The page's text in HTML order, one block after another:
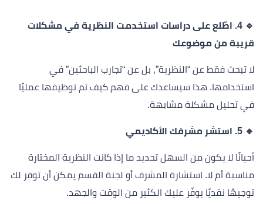
🔹 4. اطّلع على دراسات استخدمت النظرية في مشكلات
قريبة من موضوعك
لا تبحث فقط عن “النظرية”، بل عن “تجارب الباحثين” في
استخدامها. هذا سيساعدك على فهم كيف تم توظيفها عمليًا
في تحليل مشكلة مشابهة.
🔹 5. استشر مشرفك الأكاديمي
أحيانًا لا يكون من السهل تحديد ما إذا كانت النظرية المختارة
مناسبة أم لا. استشارة المشرف أو لجنة القسم يمكن أن توفر لك
توجيهًا نقديًا يوفّر عليك الكثير من الوقت والجهد.